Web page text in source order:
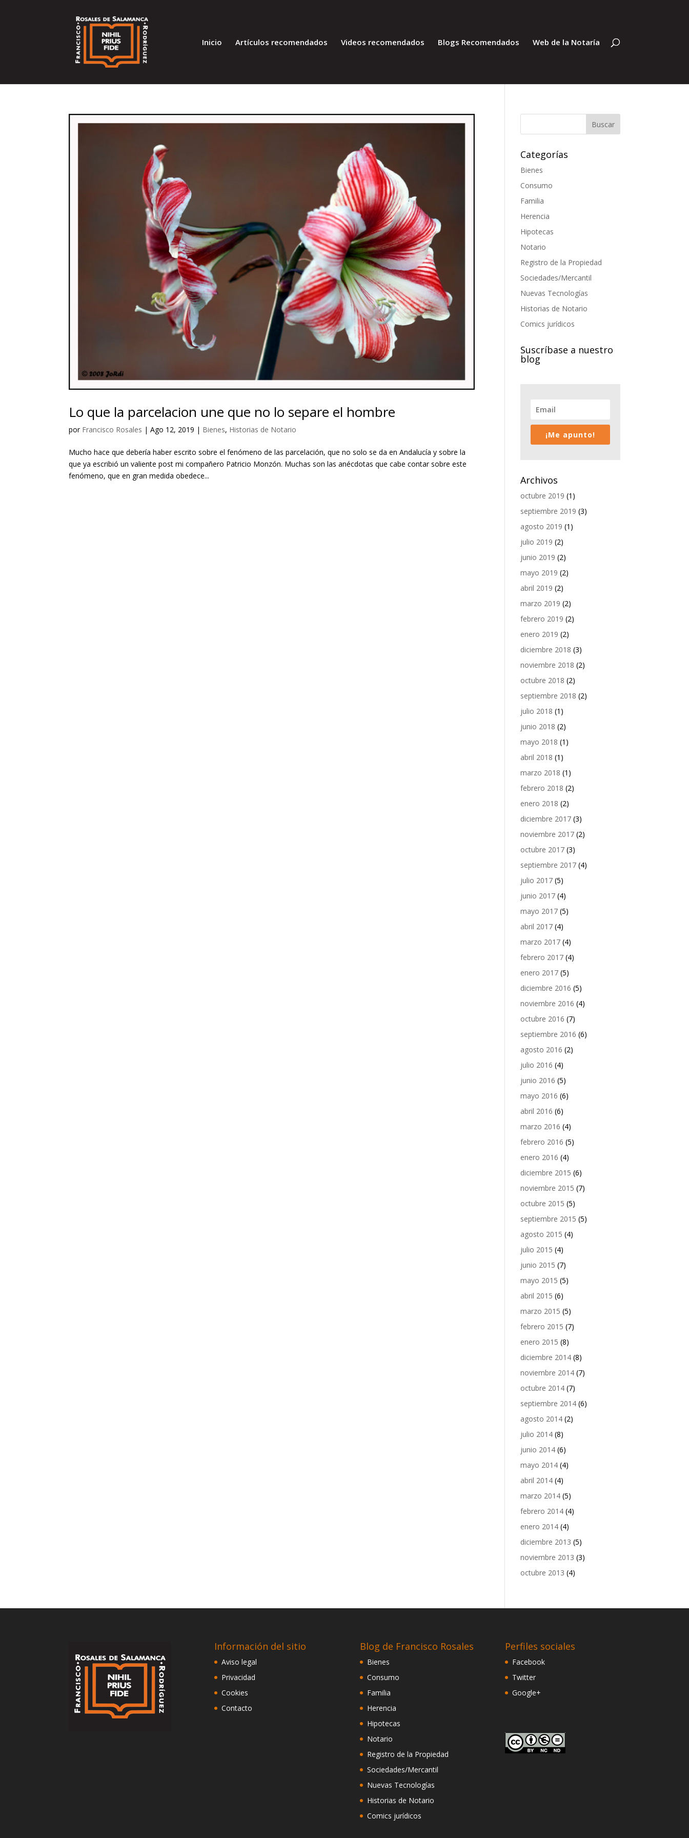
Inicio Artículos recomendados Videos recomendados Blogs Recomendados Web de la Notaría
Lo que la parcelacion une que no lo separe el hombre
por Francisco Rosales |Ago 12, 2019 | Bienes, Historias de Notario
Mucho hace que debería haber escrito sobre el fenómeno de las parcelación, que no solo se da en Andalucía y sobre la
que ya escribió un valiente post mi compañero Patricio Monzón. Muchas son las anécdotas que cabe contar sobre este
fenómeno, que en gran medida obedece...
Categorías
Bienes
Consumo
Familia
Herencia
Hipotecas
Notario
Registro de la Propiedad
Sociedades/Mercantil
Nuevas Tecnologías
Historias de Notario
Comics jurídicos
Suscríbase a nuestro
blog
¡Me apunto!
Archivos
octubre 2019 (1)
septiembre 2019 (3)
agosto 2019 (1)
julio 2019 (2)
junio 2019 (2)
mayo 2019 (2)
abril 2019 (2)
marzo 2019 (2)
febrero 2019 (2)
enero 2019 (2)
diciembre 2018 (3)
noviembre 2018 (2)
octubre 2018 (2)
septiembre 2018 (2)
julio 2018 (1)
junio 2018 (2)
mayo 2018 (1)
abril 2018 (1)
marzo 2018 (1)
febrero 2018 (2)
enero 2018 (2)
diciembre 2017 (3)
noviembre 2017 (2)
octubre 2017 (3)
septiembre 2017 (4)
julio 2017 (5)
junio 2017 (4)
mayo 2017 (5)
abril 2017 (4)
marzo 2017 (4)
febrero 2017 (4)
enero 2017 (5)
diciembre 2016 (5)
noviembre 2016 (4)
octubre 2016 (7)
septiembre 2016 (6)
agosto 2016 (2)
julio 2016 (4)
junio 2016 (5)
mayo 2016 (6)
abril 2016 (6)
marzo 2016 (4)
febrero 2016 (5)
enero 2016 (4)
diciembre 2015 (6)
noviembre 2015 (7)
octubre 2015 (5)
septiembre 2015 (5)
agosto 2015 (4)
julio 2015 (4)
junio 2015 (7)
mayo 2015 (5)
abril 2015 (6)
marzo 2015 (5)
febrero 2015 (7)
enero 2015 (8)
diciembre 2014 (8)
noviembre 2014 (7)
octubre 2014 (7)
septiembre 2014 (6)
agosto 2014 (2)
julio 2014 (8)
junio 2014 (6)
mayo 2014 (4)
abril 2014 (4)
marzo 2014 (5)
febrero 2014 (4)
enero 2014 (4)
diciembre 2013 (5)
noviembre 2013 (3)
octubre 2013 (4)
Información del sitio
Aviso legal
Privacidad
Cookies
Contacto
Blog de Francisco Rosales
Bienes
Consumo
Familia
Herencia
Hipotecas
Notario
Registro de la Propiedad
Sociedades/Mercantil
Nuevas Tecnologías
Historias de Notario
Comics jurídicos
Perfiles sociales
Facebook
Twitter
Google+